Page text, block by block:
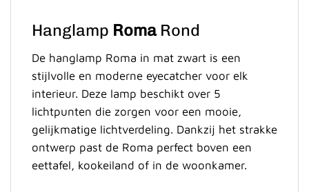
Hanglamp RomaRond
De hanglamp Roma in mat zwart is een
stijlvolle en moderne eyecatcher voor elk
interieur. Deze lamp beschikt over 5
lichtpunten die zorgen voor een mooie,
gelijkmatige lichtverdeling. Dankzij het strakke
ontwerp past de Roma perfect boven een
eettafel, kookeiland of in de woonkamer.